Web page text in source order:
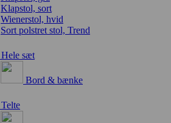
Klapstol, sort
Wienerstol, hvid
Sort polstret stol, Trend
Hele sæt
Bord & bænke
Telte